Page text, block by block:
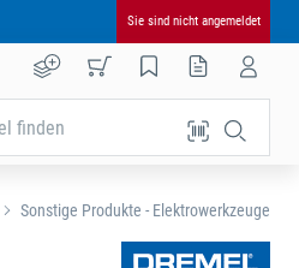
Sie sind nicht angemeldet
finden
Sonstige Produkte - Elektrowerkzeuge